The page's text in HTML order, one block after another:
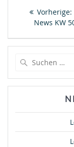
Vorherige:
News KW